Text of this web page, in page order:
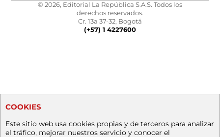
© 2026, Editorial La República S.A.S. Todos los
derechos reservados.
Cr. 13a 37-32, Bogotá
(+57) 1 4227600
COOKIES
Este sitio web usa cookies propias y de terceros para analizar
el tráfico, mejorar nuestros servicio y conocer el